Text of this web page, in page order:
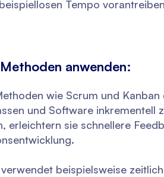
Tempo
anwenden:
wie Scrum und
und Software
erleichtern sie schnellere
beispielsweise